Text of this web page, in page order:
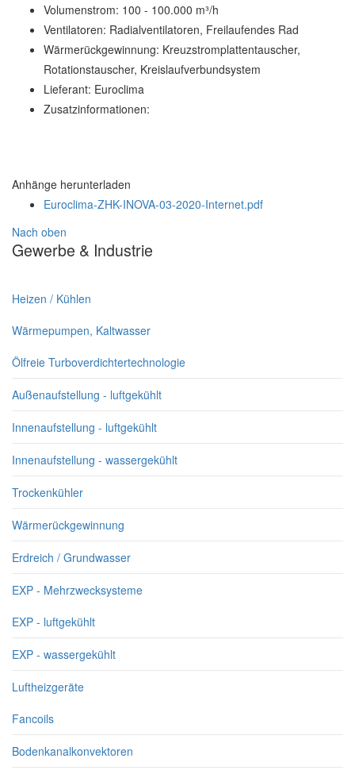
Volumenstrom: 100 - 100.000 m³/h
Ventilatoren: Radialventilatoren, Freilaufendes Rad
Wärmerückgewinnung: Kreuzstromplattentauscher,
Rotationstauscher, Kreislaufverbundsystem
Lieferant: Euroclima
Zusatzinformationen:
Anhänge herunterladen
Euroclima-ZHK-INOVA-03-2020-Internet.pdf
Nach oben
Gewerbe & Industrie
Heizen / Kühlen
Wärmepumpen, Kaltwasser
Ölfreie Turboverdichtertechnologie
Außenaufstellung - luftgekühlt
Innenaufstellung - luftgekühlt
Innenaufstellung - wassergekühlt
Trockenkühler
Wärmerückgewinnung
Erdreich / Grundwasser
EXP - Mehrzwecksysteme
EXP - luftgekühlt
EXP - wassergekühlt
Luftheizgeräte
Fancoils
Bodenkanalkonvektoren